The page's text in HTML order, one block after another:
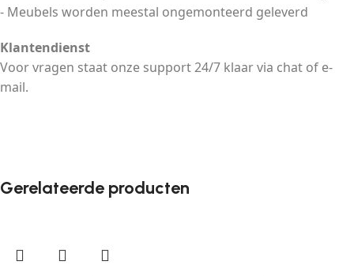
- Meubels worden meestal ongemonteerd geleverd
Klantendienst
Voor vragen staat onze support 24/7 klaar via chat of e-
mail.
Gerelateerde producten